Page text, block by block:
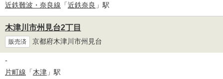
近鉄難波・奈良線 「近鉄奈良 」駅
木津川市州見台2丁目
販売済 京都府木津川市州見台
-
片町線 「木津 」駅